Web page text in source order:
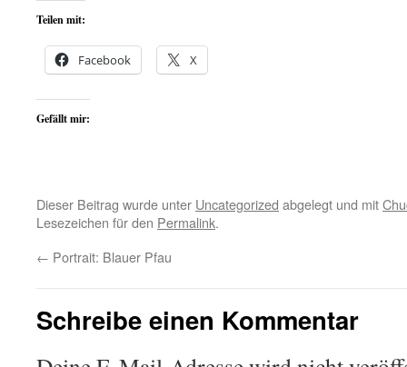
Teilen mit:
Facebook X
Gefällt mir:
Dieser Beitrag wurde unter Uncategorized abgelegt und mit
Lesezeichen für den Permalink.
← Portrait: Blauer Pfau
Schreibe einen Kommentar